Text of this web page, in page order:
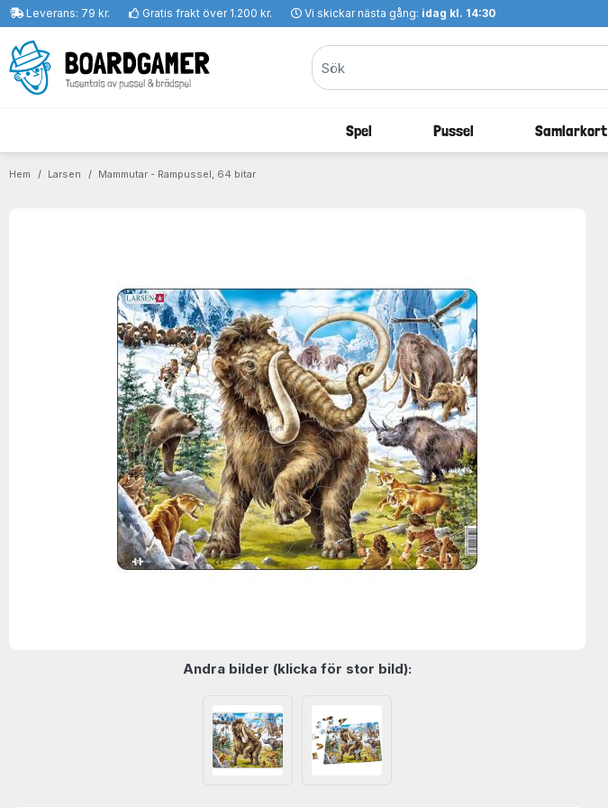
Leverans: 79 kr. Gratis frakt över 1.200 kr. Vi skickar nästa gång: idag kl. 14:30
Spel Pussel Samlarkort
Hem Larsen Mammutar - Rampussel, 64 bitar
Andra bilder (klicka för stor bild):